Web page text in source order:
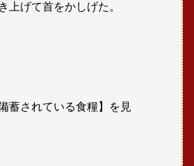
上げて首をかしげた。
蓄されている食糧】を見